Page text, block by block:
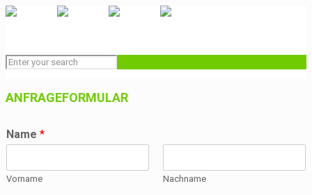
ANFRAGEFORMULAR
Name *
Vorname Nachname